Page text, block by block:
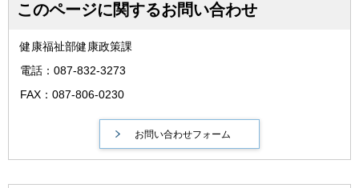
このページに関するお問い合わせ
健康福祉部健康政策課
電話：087-832-3273
FAX：087-806-0230